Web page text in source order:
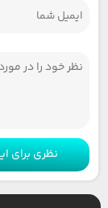
نظری برای